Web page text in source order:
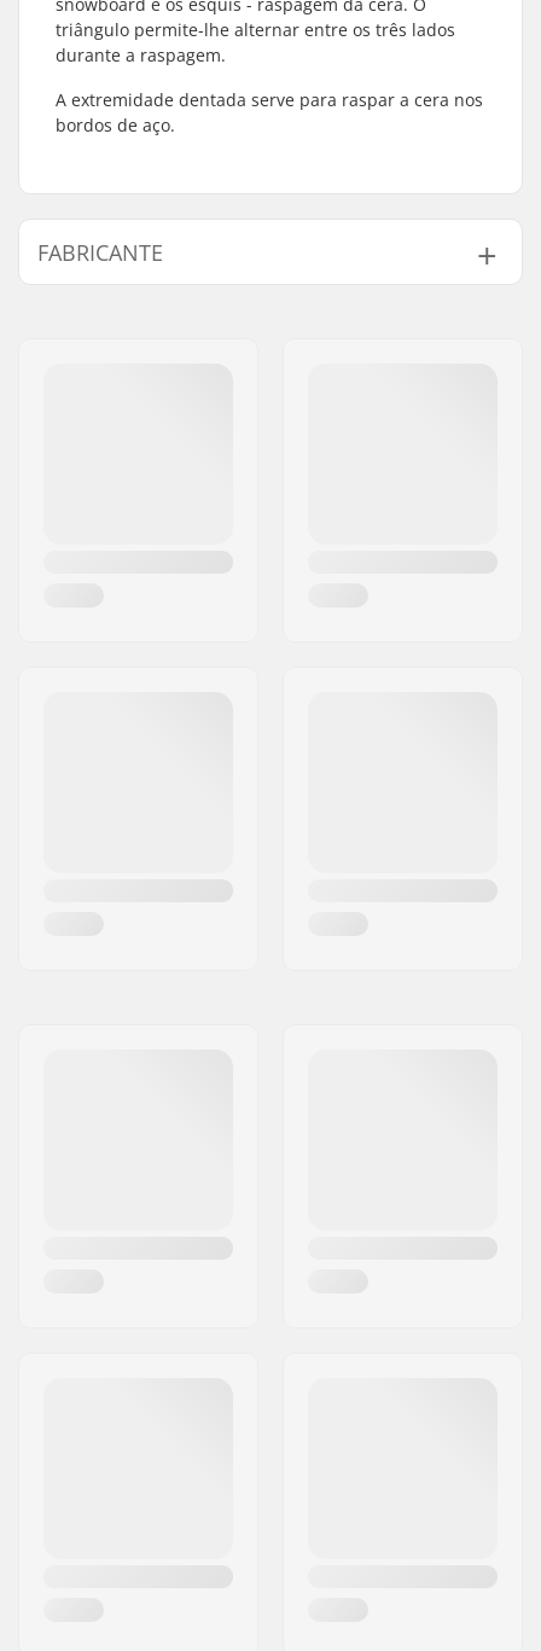
triângulo permite-lhe alternar entre os três lados
durante a raspagem.
A extremidade dentada serve para raspar a cera nos
bordos de aço.
FABRICANTE